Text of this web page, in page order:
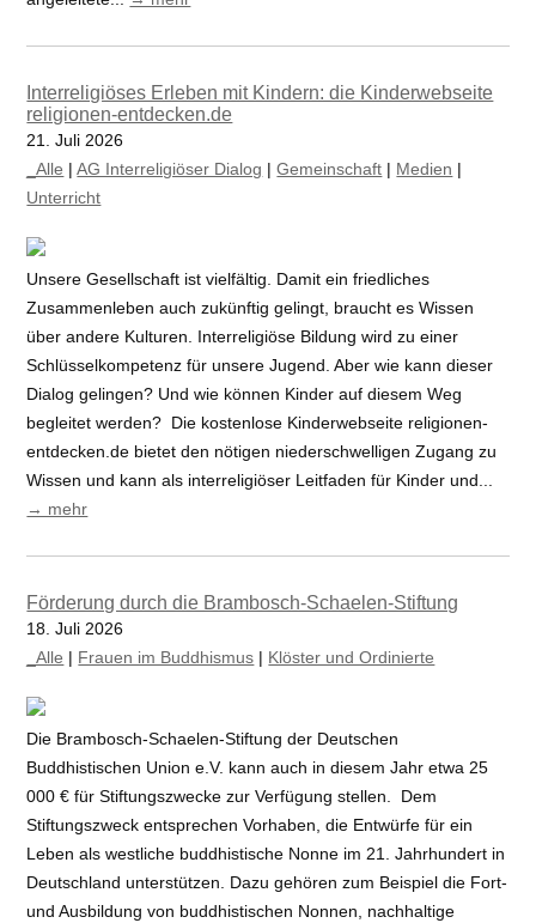
Interreligiöses Erleben mit Kindern: die Kinderwebseite
religionen-entdecken.de
21. Juli 2026
_Alle |AG Interreligiöser Dialog |Gemeinschaft | Medien |
Unterricht
Unsere Gesellschaft ist vielfältig. Damit ein friedliches
Zusammenleben auch zukünftig gelingt, braucht es Wissen
über andere Kulturen. Interreligiöse Bildung wird zu einer
Schlüsselkompetenz für unsere Jugend. Aber wie kann dieser
Dialog gelingen? Und wie können Kinder auf diesem Weg
begleitet werden? Die kostenlose Kinderwebseite religionen-
entdecken.de bietet den nötigen niederschwelligen Zugang zu
Wissen und kann als interreligiöser Leitfaden für Kinder und...
→ mehr
Förderung durch die Brambosch-Schaelen-Stiftung
18. Juli 2026
_Alle | Frauen im Buddhismus | Klöster und Ordinierte
Die Brambosch-Schaelen-Stiftung der Deutschen
Buddhistischen Union e.V. kann auch in diesem Jahr etwa 25
000 € für Stiftungszwecke zur Verfügung stellen. Dem
Stiftungszweck entsprechen Vorhaben, die Entwürfe für ein
Leben als westliche buddhistische Nonne im 21. Jahrhundert in
Deutschland unterstützen. Dazu gehören zum Beispiel die Fort-
und Ausbildung von buddhistischen Nonnen, nachhaltige